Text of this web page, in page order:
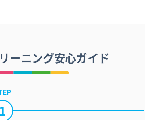
ーニング安心ガイド
1